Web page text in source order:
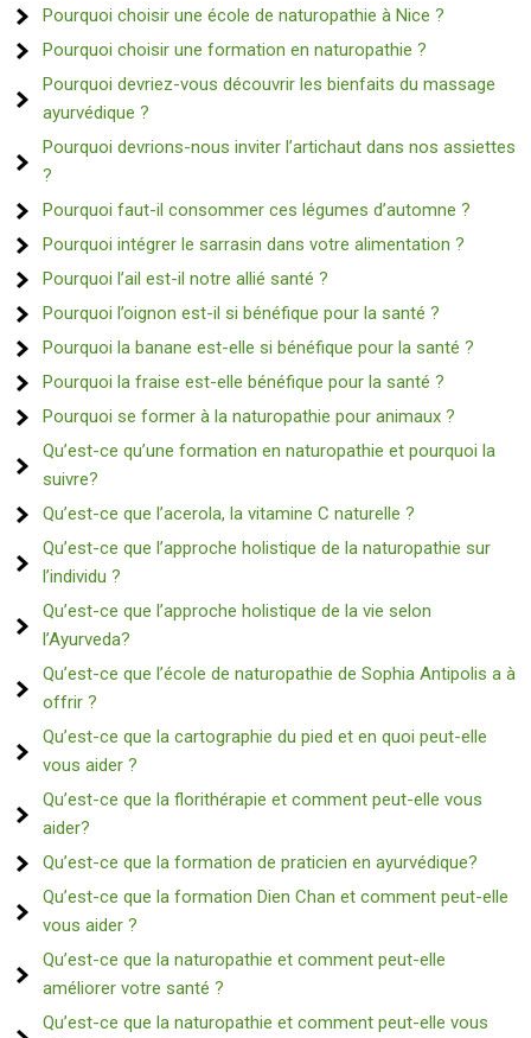
Pourquoi choisir une école de naturopathie à Nice ?
Pourquoi choisir une formation en naturopathie ?
Pourquoi devriez-vous découvrir les bienfaits du massage
ayurvédique ?
Pourquoi devrions-nous inviter l’artichaut dans nos assiettes
?
Pourquoi faut-il consommer ces légumes d’automne ?
Pourquoi intégrer le sarrasin dans votre alimentation ?
Pourquoi l’ail est-il notre allié santé ?
Pourquoi l’oignon est-il si bénéfique pour la santé ?
Pourquoi la banane est-elle si bénéfique pour la santé ?
Pourquoi la fraise est-elle bénéfique pour la santé ?
Pourquoi se former à la naturopathie pour animaux ?
Qu’est-ce qu’une formation en naturopathie et pourquoi la
suivre?
Qu’est-ce que l’acerola, la vitamine C naturelle ?
Qu’est-ce que l’approche holistique de la naturopathie sur
l’individu ?
Qu’est-ce que l’approche holistique de la vie selon
l’Ayurveda?
Qu’est-ce que l’école de naturopathie de Sophia Antipolis a à
offrir ?
Qu’est-ce que la cartographie du pied et en quoi peut-elle
vous aider ?
Qu’est-ce que la florithérapie et comment peut-elle vous
aider?
Qu’est-ce que la formation de praticien en ayurvédique?
Qu’est-ce que la formation Dien Chan et comment peut-elle
vous aider ?
Qu’est-ce que la naturopathie et comment peut-elle
améliorer votre santé ?
Qu’est-ce que la naturopathie et comment peut-elle vous